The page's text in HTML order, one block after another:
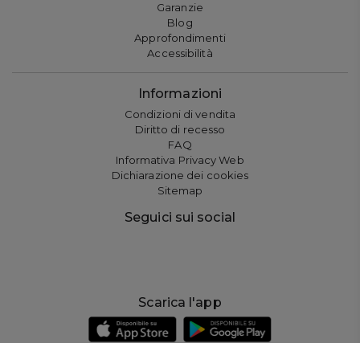
Garanzie
Blog
Approfondimenti
Accessibilità
Informazioni
Condizioni di vendita
Diritto di recesso
FAQ
Informativa Privacy Web
Dichiarazione dei cookies
Sitemap
Seguici sui social
Scarica l'app